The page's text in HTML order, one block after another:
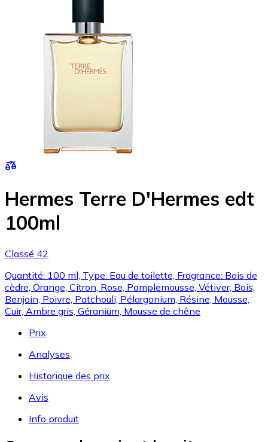
Hermes Terre D'Hermes edt
100ml
Classé 42
Quantité: 100 ml, Type: Eau de toilette, Fragrance: Bois de
cèdre, Orange, Citron, Rose, Pamplemousse, Vétiver, Bois,
Benjoin, Poivre, Patchouli, Pélargonium, Résine, Mousse,
Cuir, Ambre gris, Géranium, Mousse de chêne
Prix
Analyses
Historique des prix
Avis
Info produit